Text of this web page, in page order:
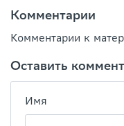
Комментарии
Комментарии к
Оставить
Имя